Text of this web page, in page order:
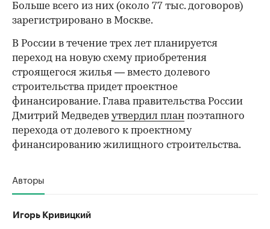
Больше всего из них (около 77 тыс. договоров)
зарегистрировано в Москве.
В России в течение трех лет планируется
переход на новую схему приобретения
строящегося жилья — вместо долевого
строительства придет проектное
финансирование. Глава правительства России
Дмитрий Медведев утвердил план поэтапного
перехода от долевого к проектному
финансированию жилищного строительства.
Авторы
Игорь Кривицкий